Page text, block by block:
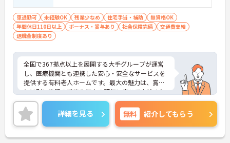
車通勤可 未経験OK 残業少なめ 住宅手当・補助
無資格OK
年間休日110日以上
ボーナス・賞与あり 社会保険完備
交通費支給
退職金制度あり
全国で367拠点以上を展開する大手グループが運営
し、医療機関とも連携した安心・安全なサービスを
提供する有料老人ホームです。最大の魅力は、賞与
とは別に施設の業績や個人の評価に応じて支給され
る独自の特別報酬制度です。日々の頑張りやチーム
への貢献が直接収入に反映される非常にやりがいの
ある環境が整っています。また、毎朝の情報共有ミ
ーティングを通じてスタッフ同士の連携が強化され
ており、平均勤続年数7.2年という高い定着率を実現
詳細を見る 無料 紹介してもらう